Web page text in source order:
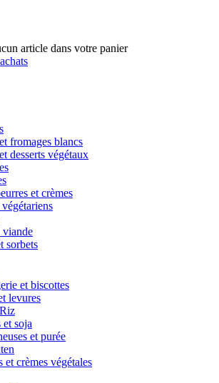
article dans votre panier
fromages blancs
desserts végétaux
et crèmes
viande
sorbets
et biscottes
levures
et soja
et purée
et crèmes végétales